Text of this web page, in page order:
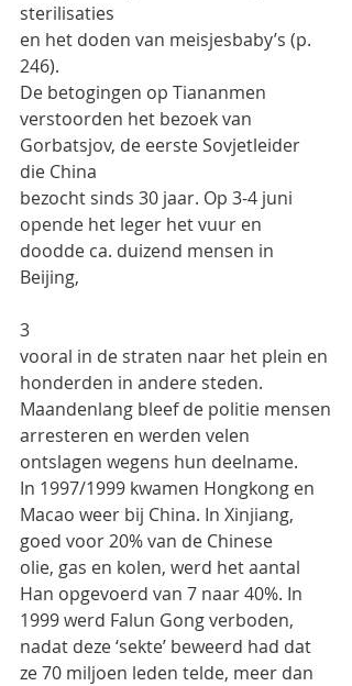
sterilisaties
en het doden van meisjesbaby’s (p.
246).
De betogingen op Tiananmen
verstoorden het bezoek van
Gorbatsjov, de eerste Sovjetleider
die China
bezocht sinds 30 jaar. Op 3-4 juni
opende het leger het vuur en
doodde ca. duizend mensen in
Beijing,
3
vooral in de straten naar het plein en
honderden in andere steden.
Maandenlang bleef de politie mensen
arresteren en werden velen
ontslagen wegens hun deelname.
In 1997/1999 kwamen Hongkong en
Macao weer bij China. In Xinjiang,
goed voor 20% van de Chinese
olie, gas en kolen, werd het aantal
Han opgevoerd van 7 naar 40%. In
1999 werd Falun Gong verboden,
nadat deze ‘sekte’ beweerd had dat
ze 70 miljoen leden telde, meer dan